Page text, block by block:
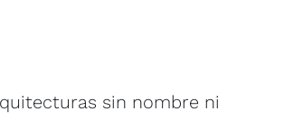
sin nombre ni